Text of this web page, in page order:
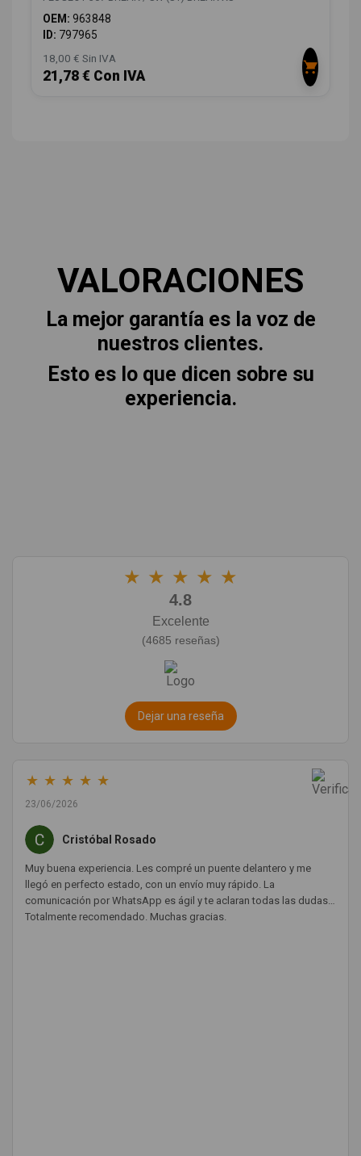
OEM: 963848
ID: 797965
18,00 € Sin IVA
21,78 € Con IVA
VALORACIONES
La mejor garantía es la voz de
nuestros clientes.
Esto es lo que dicen sobre su
experiencia.
★ ★ ★ ★ ★
4.8
Excelente
(4685 reseñas)
Dejar una reseña
★ ★ ★ ★ ★
23/06/2026
Cristóbal Rosado
Muy buena experiencia. Les compré un puente delantero y me
llegó en perfecto estado, con un envío muy rápido. La
comunicación por WhatsApp es ágil y te aclaran todas las dudas.
Totalmente recomendado. Muchas gracias.